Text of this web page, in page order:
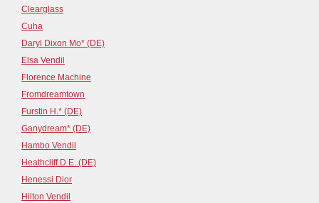
Clearglass
Cuha
Daryl Dixon Mo* (DE)
Elsa Vendil
Florence Machine
Fromdreamtown
Furstin H.* (DE)
Ganydream* (DE)
Hambo Vendil
Heathcliff D.E. (DE)
Henessi Dior
Hilton Vendil